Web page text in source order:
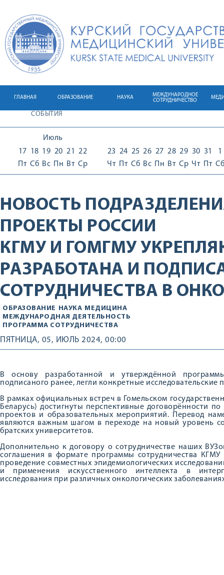
ГЛАВНАЯ ОБРАЗОВАНИЕ НАУКА
МЕЖДУНАРОДНОЕ
СОТРУДНИЧЕСТВО
СОБЫТИЯ
Июль
17
Пт
18
Сб
19
Вс
20
Пн
21
Вт
22
Ср
23
Чт
24
Пт
25
Сб
26
Вс
27
Пн
28
Вт
29
Ср
30
Чт
31
Пт
1
Сб
НОВОСТЬ
ПРОЕКТЫ РОССИИ
КГМУ И ГОМГМУ
РАЗРАБОТАНА И
СОТРУДНИЧЕСТВА В
ОБРАЗОВАНИЕ НАУКА МЕДИЦИНА
МЕЖДУНАРОДНАЯ ДЕЯТЕЛЬНОСТЬ
ПРОГРАММА СОТРУДНИЧЕСТВА
ПЯТНИЦА, 05, ИЮЛЬ 2024, 00:00
В основу разработанной и утверждённой
подписаного ранее, легли конкретные
В рамках официальных встреч в Гомельском
Беларусь) достигнуты перспективные договорённости
проектов и образовательных мероприятий. Перевод
являются важным шагом в переходе на новый уровень
братских университетов.
Дополнительно к договору о сотрудничестве наших
соглашения в формате программы сотрудничества
проведение совместных эпидемиологических
и применения искусственного интеллекта в
исследования при различных онкологических